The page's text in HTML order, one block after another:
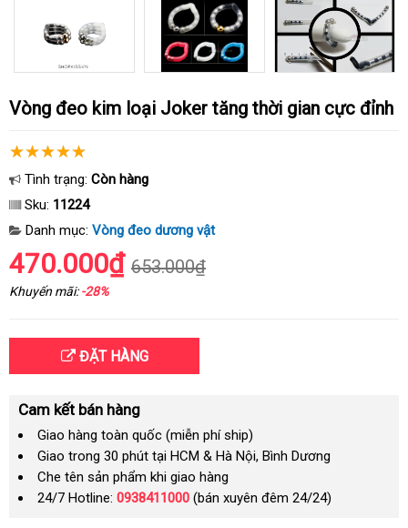
Vòng đeo kim loại Joker tăng thời gian cực đỉnh
Tình trạng: Còn hàng
Sku: 11224
Danh mục: Vòng đeo dương vật
470.000₫ 653.000₫
Khuyến mãi:-28%
ĐẶT HÀNG
Cam kết bán hàng
Giao hàng toàn quốc (miễn phí ship)
Giao trong 30 phút tại HCM & Hà Nội, Bình Dương
Che tên sản phẩm khi giao hàng
24/7 Hotline: 0938411000 (bán xuyên đêm 24/24)